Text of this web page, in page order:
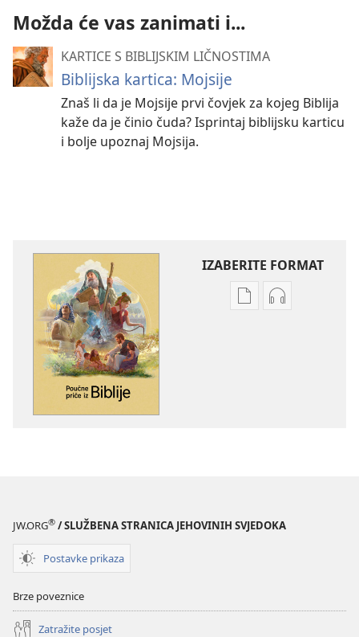
Možda će vas zanimati i...
KARTICE S BIBLIJSKIM LIČNOSTIMA
Biblijska kartica: Mojsije
Znaš li da je Mojsije prvi čovjek za kojeg Biblija
kaže da je činio čuda? Isprintaj biblijsku karticu
i bolje upoznaj Mojsija.
IZABERITE FORMAT
PostavkePostavke
JW.ORG® / SLUŽBENA STRANICA JEHOVINIH SVJEDOKA
Postavke prikaza
Brze poveznice
Zatražite posjet